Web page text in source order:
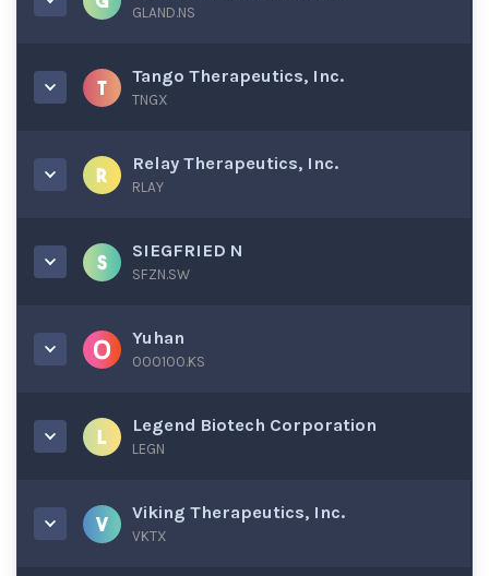
GLAND.NS
Tango Therapeutics, Inc.
TNGX
Relay Therapeutics, Inc.
RLAY
SIEGFRIED N
SFZN.SW
Yuhan
000100.KS
Legend Biotech Corporation
LEGN
Viking Therapeutics, Inc.
VKTX